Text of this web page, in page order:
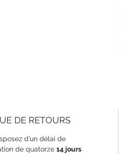
DE RETOURS
d’un délai de
de quatorze14 jours